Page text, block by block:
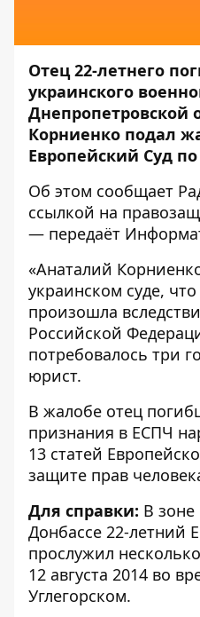
Отец 22-летнего
украинского
Днепропетровской
Корниенко подал
Европейский Суд
Об этом сообщает
ссылкой на
— передаёт
«Анаталий
украинском суде,
произошла
Российской
потребовалось три
юрист.
В жалобе отец
признания в ЕСПЧ
13 статей
защите прав
Для справки: В
Донбассе 22-летний
прослужил
12 августа 2014 во
Углегорском.